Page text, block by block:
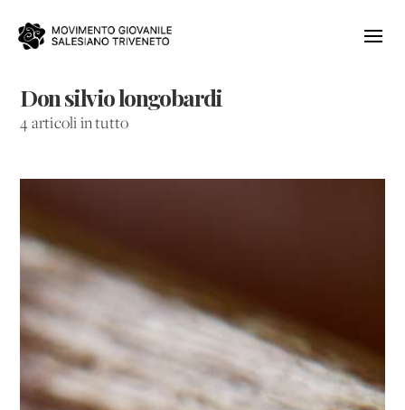
Don silvio longobardi
4 articoli in tutto